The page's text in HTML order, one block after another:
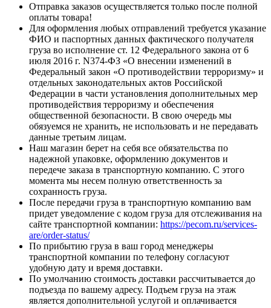
Отправка заказов осуществляется только после полной
оплаты товара!
Для оформления любых отправлений требуется указание
ФИО и паспортных данных фактического получателя
груза во исполнение ст. 12 Федерального закона от 6
июля 2016 г. N374-ФЗ «О внесении изменений в
Федеральный закон «О противодействии терроризму» и
отдельных законодательных актов Российской
Федерации в части установления дополнительных мер
противодействия терроризму и обеспечения
общественной безопасности. В свою очередь мы
обязуемся не хранить, не использовать и не передавать
данные третьим лицам.
Наш магазин берет на себя все обязательства по
надежной упаковке, оформлению документов и
передече заказа в транспортную компанию. С этого
момента мы несем полную ответственность за
сохранность груза.
После передачи груза в транспортную компанию вам
придет уведомление с кодом груза для отслеживания на
сайте транспортной компании: https://pecom.ru/services-
are/order-status/
По прибытию груза в ваш город менеджеры
транспортной компании по телефону согласуют
удобную дату и время доставки.
По умолчанию стоимость доставки рассчитывается до
подъезда по вашему адресу. Подъем груза на этаж
является дополнительной услугой и оплачивается